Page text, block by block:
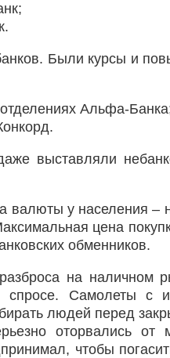
Были курсы и
Альфа-
выставляли
у населения –
цена
обменников.
на наличном
Самолеты с
людей перед
оторвались от
чтобы